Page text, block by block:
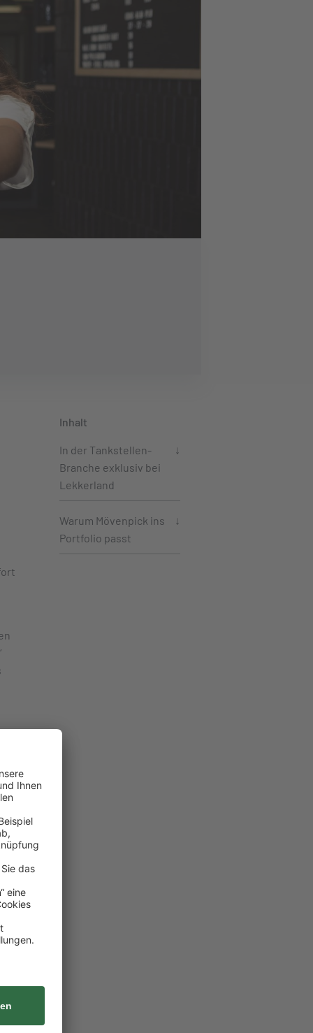
Inhalt
In der Tankstellen-
Branche exklusiv bei
Lekkerland
Warum Mövenpick ins
Portfolio passt